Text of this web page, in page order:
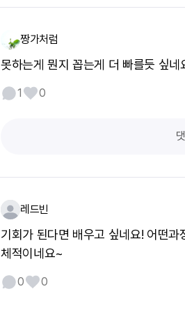
짱가처럼
못하는게 뭔지 꼽는게 더 빠를듯 싶네
1 0
레드빈
기회가 된다면 배우고 싶네요! 어떤
체적이네요~
0 0